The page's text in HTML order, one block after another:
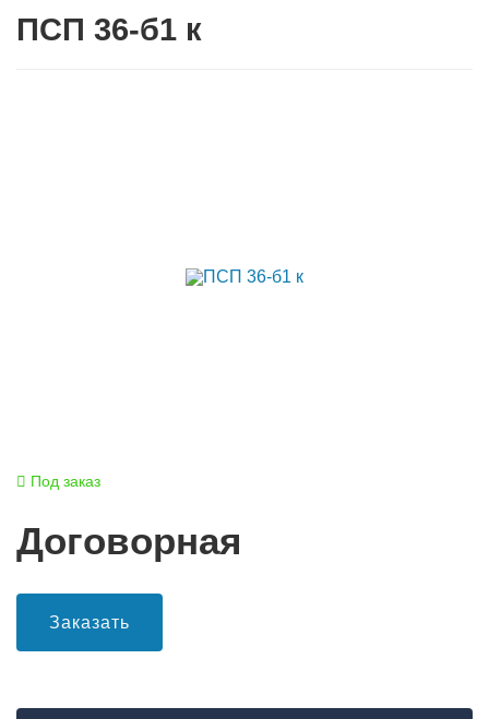
ПСП 36-б1 к
Под заказ
Договорная
Заказать